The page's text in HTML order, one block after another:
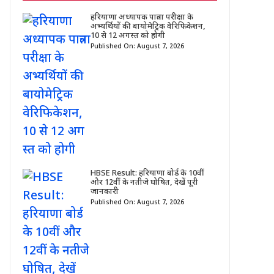
हरियाणा अध्यापक पात्रता परीक्षा के
अभ्यर्थियों की बायोमेट्रिक वेरिफिकेशन,
10 से 12 अगस्त को होगी
Published On: August 7, 2026
HBSE Result: हरियाणा बोर्ड के 10वीं
और 12वीं के नतीजे घोषित, देखें पूरी
जानकारी
Published On: August 7, 2026